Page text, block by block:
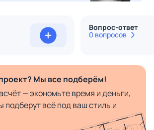
Вопрос-ответ
0 вопросов
Мы все подберём!
— экономьте время и деньги,
подберут всё под ваш стиль и